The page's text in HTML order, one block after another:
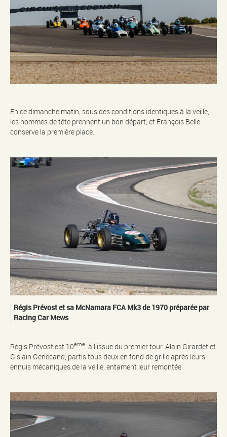
En ce dimanche matin, sous des conditions identiques à la veille,
les hommes de tête prennent un bon départ, et François Belle
conserve la première place.
Régis Prévost et sa McNamara FCA Mk3 de 1970 préparée par
Racing Car Mews
Régis Prévost est 10ème à l’issue du premier tour. Alain Girardet et
Gislain Genecand, partis tous deux en fond de grille après leurs
ennuis mécaniques de la veille, entament leur remontée.